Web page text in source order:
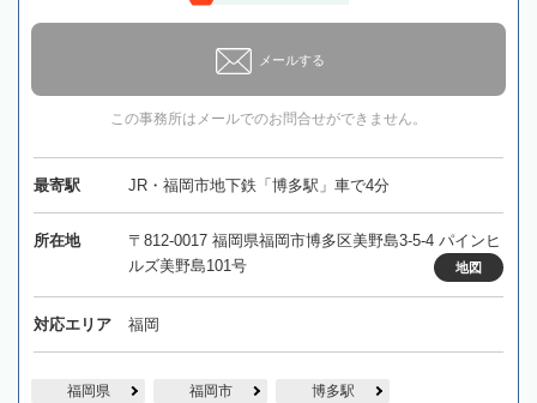
メールする
この事務所はメールでのお問合せができません。
最寄駅 JR・福岡市地下鉄「博多駅」車で4分
所在地
〒812-0017 福岡県福岡市博多区美野島3-5-4 パインヒ
ルズ美野島101号
地図
対応エリア 福岡
福岡県 福岡市 博多駅